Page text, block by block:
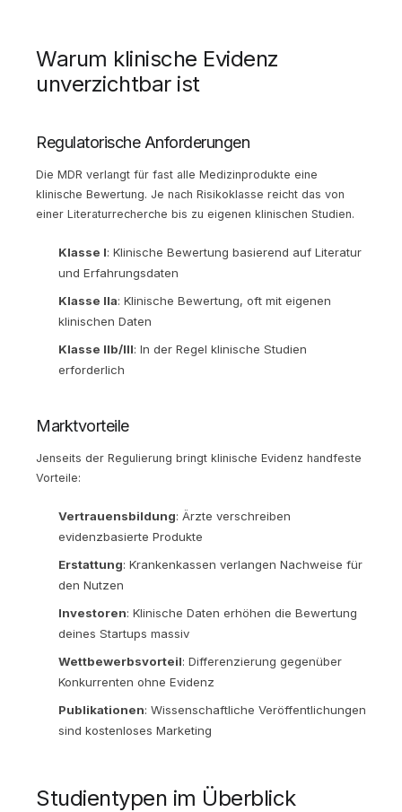
Warum klinische Evidenz
unverzichtbar ist
Regulatorische Anforderungen
Die MDR verlangt für fast alle Medizinprodukte eine
klinische Bewertung. Je nach Risikoklasse reicht das von
einer Literaturrecherche bis zu eigenen klinischen Studien.
Klasse I: Klinische Bewertung basierend auf Literatur
und Erfahrungsdaten
Klasse IIa: Klinische Bewertung, oft mit eigenen
klinischen Daten
Klasse IIb/III: In der Regel klinische Studien
erforderlich
Marktvorteile
Jenseits der Regulierung bringt klinische Evidenz handfeste
Vorteile:
Vertrauensbildung: Ärzte verschreiben
evidenzbasierte Produkte
Erstattung: Krankenkassen verlangen Nachweise für
den Nutzen
Investoren: Klinische Daten erhöhen die Bewertung
deines Startups massiv
Wettbewerbsvorteil: Differenzierung gegenüber
Konkurrenten ohne Evidenz
Publikationen: Wissenschaftliche Veröffentlichungen
sind kostenloses Marketing
Studientypen im Überblick